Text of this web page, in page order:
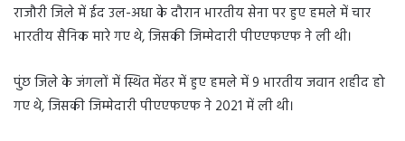
राजौरी जिले में ईद उल-अधा के दौरान भारतीय सेना पर हुए हमले में चार
भारतीय सैनिक मारे गए थे, जिसकी जिम्मेदारी पीएएफएफ ने ली थी।
पुंछ जिले के जंगलों में स्थित मेंढर में हुए हमले में 9 भारतीय जवान शहीद हो
गए थे, जिसकी जिम्मेदारी पीएएफएफ ने 2021 में ली थी।